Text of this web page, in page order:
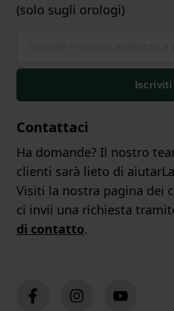
(solo sugli orologi)
Iscriviti
Contattaci
Ha domande? Il nostro
clienti sarà lieto di
Visiti la nostra pagina dei
ci invii una richiesta
di contatto.